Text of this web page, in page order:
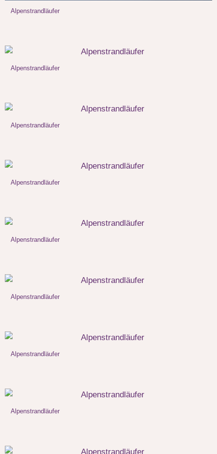
Alpenstrandläufer
Alpenstrandläufer
Alpenstrandläufer
Alpenstrandläufer
Alpenstrandläufer
Alpenstrandläufer
Alpenstrandläufer
Alpenstrandläufer